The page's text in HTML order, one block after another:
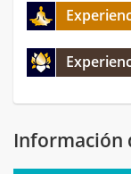
Información